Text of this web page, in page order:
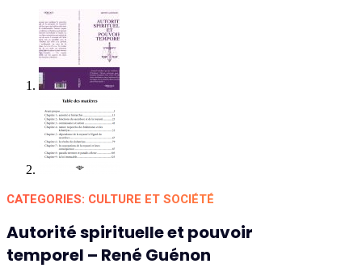
CATEGORIES: CULTURE ET SOCIÉTÉ
Autorité spirituelle et pouvoir
temporel – René Guénon